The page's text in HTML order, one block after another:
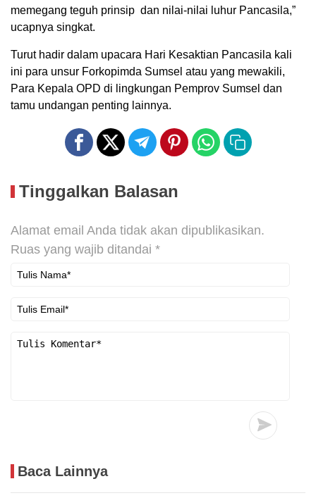
memegang teguh prinsip dan nilai-nilai luhur Pancasila,”
ucapnya singkat.
Turut hadir dalam upacara Hari Kesaktian Pancasila kali
ini para unsur Forkopimda Sumsel atau yang mewakili,
Para Kepala OPD di lingkungan Pemprov Sumsel dan
tamu undangan penting lainnya.
Tinggalkan Balasan
Alamat email Anda tidak akan dipublikasikan.
Ruas yang wajib ditandai *
Baca Lainnya